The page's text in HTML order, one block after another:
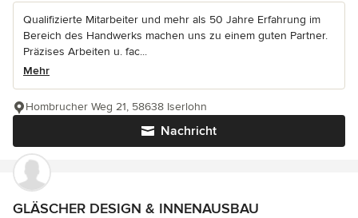
Qualifizierte Mitarbeiter und mehr als 50 Jahre Erfahrung im
Bereich des Handwerks machen uns zu einem guten Partner.
Präzises Arbeiten u. fac...
Mehr
Nachricht
Hombrucher Weg 21, 58638 Iserlohn
GLÄSCHER DESIGN & INNENAUSBAU